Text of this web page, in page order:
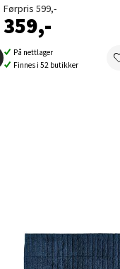
Førpris 599,-
359,-
På nettlager
Finnes i 52 butikker